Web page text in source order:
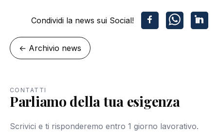
Condividi la news sui Social!
← Archivio news
CONTATTI
Parliamo della tua esigenza
Scrivici e ti risponderemo entro 1 giorno lavorativo.